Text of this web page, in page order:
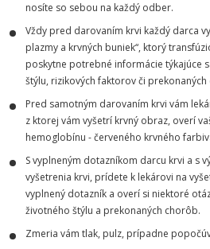
nosíte so sebou na každý odber.
Vždy pred darovaním krvi každý darca
plazmy a krvných buniek“, ktorý
poskytne potrebné informácie týkajúce
štýlu, rizikových faktorov či
Pred samotným darovaním krvi vám
z ktorej vám vyšetrí krvný obraz, overí
hemoglobínu - červeného krvného
S vyplneným dotazníkom darcu krvi a s
vyšetrenia krvi, prídete k lekárovi na
vyplnený dotazník a overí si niektoré
životného štýlu a prekonaných chorôb.
Zmeria vám tlak, pulz, prípadne